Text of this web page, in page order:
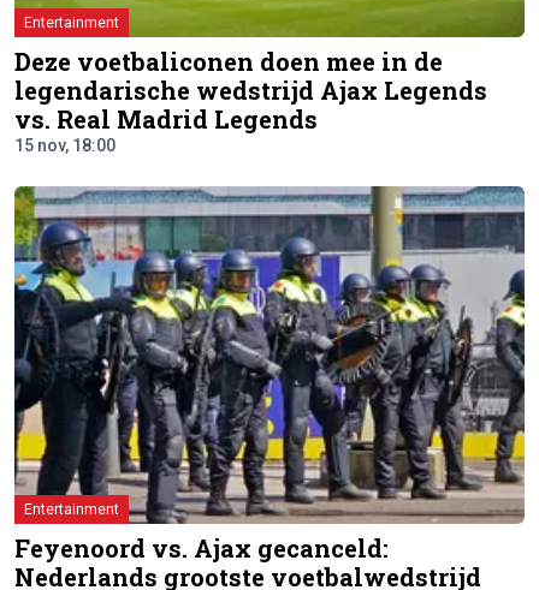
Entertainment
Deze voetbaliconen doen mee in de
legendarische wedstrijd Ajax Legends
vs. Real Madrid Legends
15 nov, 18:00
Entertainment
Feyenoord vs. Ajax gecanceld:
Nederlands grootste voetbalwedstrijd